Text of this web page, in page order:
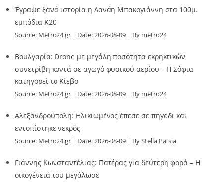
Έγραψε ξανά ιστορία η Δανάη Μπακογιάννη στα 100μ.
εμπόδια Κ20
Source: Metro24.gr Date: 2026-08-09 By metro24
Βουλγαρία: Drone με μεγάλη ποσότητα εκρηκτικών
συνετρίβη κοντά σε αγωγό φυσικού αερίου – Η Σόφια
κατηγορεί το Κίεβο
Source: Metro24.gr Date: 2026-08-09 By metro24
Αλεξανδρούπολη: Ηλικιωμένος έπεσε σε πηγάδι και
εντοπίστηκε νεκρός
Source: Metro24.gr Date: 2026-08-09 By Stella Patsia
Γιάννης Κωνσταντέλιας: Πατέρας για δεύτερη φορά – Η
οικογένειά του μεγάλωσε